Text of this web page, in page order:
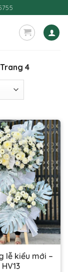
Trang 4
lễ kiểu mới –
HV13